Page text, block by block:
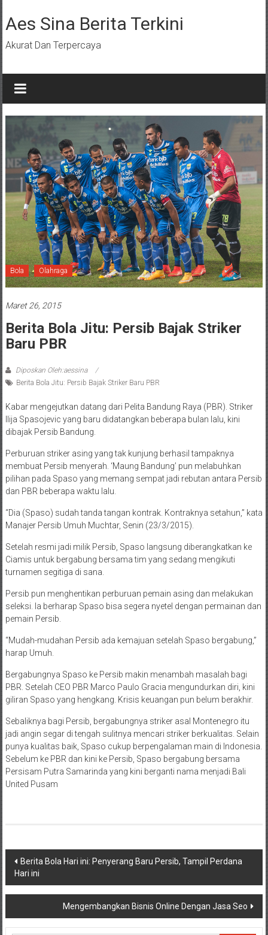
ke
konten
Aes Sina Berita Terkini
Akurat Dan Terpercaya
Bola Olahraga
Maret 26, 2015
Berita Bola Jitu: Persib Bajak Striker
Baru PBR
Diposkan Oleh:aessina
Berita Bola Jitu: Persib Bajak Striker Baru PBR
Kabar mengejutkan datang dari Pelita Bandung Raya (PBR). Striker
Ilija Spasojevic yang baru didatangkan beberapa bulan lalu, kini
dibajak Persib Bandung.
Perburuan striker asing yang tak kunjung berhasil tampaknya
membuat Persib menyerah. ‘Maung Bandung’ pun melabuhkan
pilihan pada Spaso yang memang sempat jadi rebutan antara Persib
dan PBR beberapa waktu lalu.
“Dia (Spaso) sudah tanda tangan kontrak. Kontraknya setahun,” kata
Manajer Persib Umuh Muchtar, Senin (23/3/2015).
Setelah resmi jadi milik Persib, Spaso langsung diberangkatkan ke
Ciamis untuk bergabung bersama tim yang sedang mengikuti
turnamen segitiga di sana.
Persib pun menghentikan perburuan pemain asing dan melakukan
seleksi. Ia berharap Spaso bisa segera nyetel dengan permainan dan
pemain Persib.
“Mudah-mudahan Persib ada kemajuan setelah Spaso bergabung,”
harap Umuh.
Bergabungnya Spaso ke Persib makin menambah masalah bagi
PBR. Setelah CEO PBR Marco Paulo Gracia mengundurkan diri, kini
giliran Spaso yang hengkang. Krisis keuangan pun belum berakhir.
Sebaliknya bagi Persib, bergabungnya striker asal Montenegro itu
jadi angin segar di tengah sulitnya mencari striker berkualitas. Selain
punya kualitas baik, Spaso cukup berpengalaman main di Indonesia.
Sebelum ke PBR dan kini ke Persib, Spaso bergabung bersama
Persisam Putra Samarinda yang kini berganti nama menjadi Bali
United Pusam
Navigasi
pos
Berita Bola Hari ini: Penyerang Baru Persib, Tampil Perdana
Hari ini
Mengembangkan Bisnis Online Dengan Jasa Seo